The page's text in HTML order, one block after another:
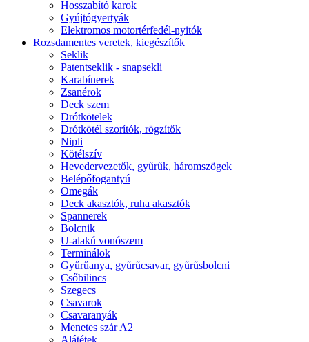
Hosszabító karok
Gyújtógyertyák
Elektromos motortérfedél-nyitók
Rozsdamentes veretek, kiegészítők
Seklik
Patentseklik - snapsekli
Karabínerek
Zsanérok
Deck szem
Drótkötelek
Drótkötél szorítók, rögzítők
Nipli
Kötélszív
Hevedervezetők, gyűrűk, háromszögek
Belépőfogantyú
Omegák
Deck akasztók, ruha akasztók
Spannerek
Bolcnik
U-alakú vonószem
Terminálok
Gyűrűanya, gyűrűcsavar, gyűrűsbolcni
Csőbilincs
Szegecs
Csavarok
Csavaranyák
Menetes szár A2